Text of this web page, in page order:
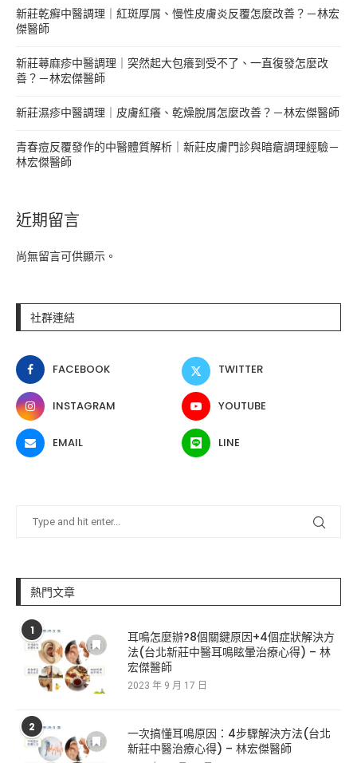
新莊乾癬中醫調理｜紅斑厚屑、慢性皮膚炎反覆怎麼改善？－林宏
傑醫師
新莊蕁麻疹中醫調理｜突然起大包癢到受不了、一直復發怎麼改
善？－林宏傑醫師
新莊濕疹中醫調理｜皮膚紅癢、乾燥脫屑怎麼改善？－林宏傑醫師
青春痘反覆發作的中醫體質解析｜新莊皮膚門診與暗瘡調理經驗－
林宏傑醫師
近期留言
尚無留言可供顯示。
社群連結
FACEBOOK TWITTER
INSTAGRAM YOUTUBE
EMAIL LINE
熱門文章
1
耳鳴怎麼辦?8個關鍵原因+4個症狀解決方
法(台北新莊中醫耳鳴眩暈治療心得) – 林
宏傑醫師
2023 年 9 月 17 日
2
一次搞懂耳鳴原因：4步驟解決方法(台北
新莊中醫治療心得) – 林宏傑醫師